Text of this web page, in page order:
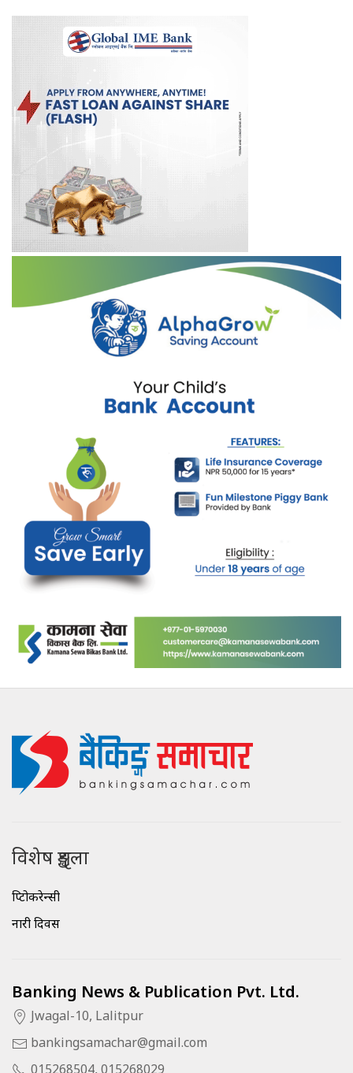
विशेष शृङ्खला
क्रिप्टोकरेन्सी
नारी दिवस
Banking News & Publication Pvt. Ltd.
Jwagal-10, Lalitpur
bankingsamachar@gmail.com